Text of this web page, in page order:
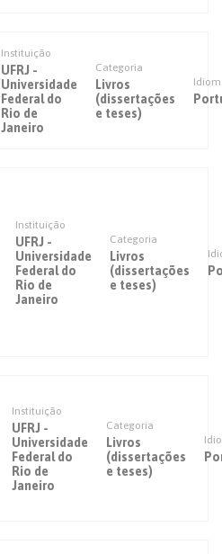
Instituição
UFRJ -
Universidade
Federal do
Rio de
Janeiro
Categoria
Livros
(dissertações
e teses)
Instituição
UFRJ -
Universidade
Federal do
Rio de
Janeiro
Categoria
Livros
(dissertações
e teses)
Instituição
UFRJ -
Universidade
Federal do
Rio de
Janeiro
Categoria
Livros
(dissertações
e teses)